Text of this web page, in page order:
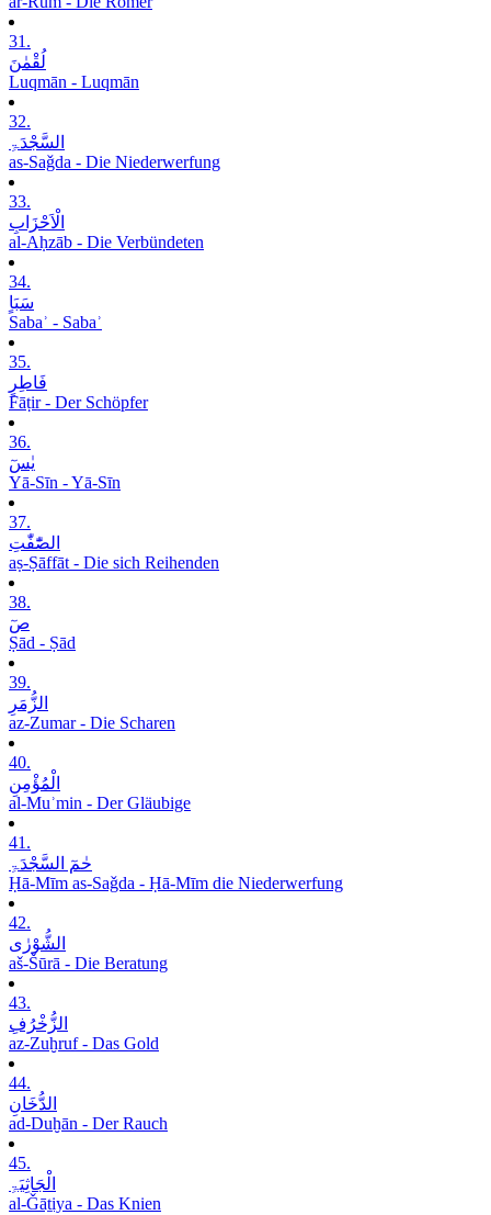
31.
لُقْمٰنَ
Luqmān - Luqmān
32.
السَّجْدَۃِ
as-Saǧda - Die Niederwerfung
33.
الْاَحْزَابِ
al-Aḥzāb - Die Verbündeten
34.
سَبَاٍ
Sabaʾ - Sabaʾ
35.
فَاطِرٍ
Fāṭir - Der Schöpfer
36.
یٰسٓ
Yā-Sīn - Yā-Sīn
37.
الصّٰٓفّٰتِ
aṣ-Ṣāffāt - Die sich Reihenden
38.
صٓ
Ṣād - Ṣād
39.
الزُّمَرِ
az-Zumar - Die Scharen
40.
الْمُؤْمِنِ
al-Muʾmin - Der Gläubige
41.
حٰمٓ السَّجْدَۃِ
Ḥā-Mīm as-Saǧda - Ḥā-Mīm die Niederwerfung
42.
الشُّوْرٰی
aš-Šūrā - Die Beratung
43.
الزُّخْرُفِ
az-Zuḫruf - Das Gold
44.
الدُّخَانِ
ad-Duḫān - Der Rauch
45.
الْجَاثِیَۃِ
al-Ǧāṯiya - Das Knien